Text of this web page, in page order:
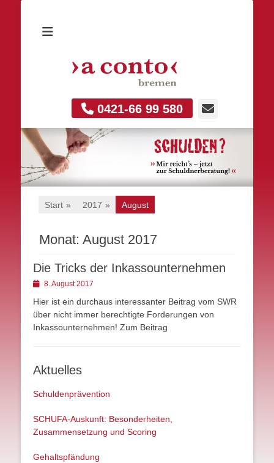
0421-66 99 580
E-
Start » 2017 » August
Monat: August 2017
Die Tricks der Inkassounternehmen
Posted8. August 2017
Hier ist ein durchaus interessanter Beitrag vom SWR
über nicht immer berechtigte Forderungen von
Inkassounternehmen! Zum Beitrag
Aktuelles
Schuldenprävention
SCHUFA-Auskunft: Besonderheiten,
Zusammensetzung und Scoring
Gehaltspfändung